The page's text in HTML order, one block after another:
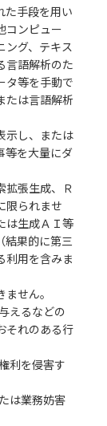
た手段を用い
コンピュー
ング、テキス
言語解析のた
タ等を手動で
たは言語解析
示し、または
等を大量にダ
拡張生成、Ｒ
限られませ
は生成ＡＩ等
結果的に第三
利用を含みま
せん。
えるなどの
それのある行
利を侵害す
は業務妨害